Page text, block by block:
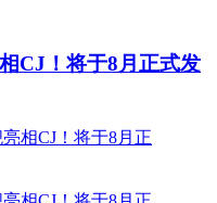
CJ！将于8月正式发